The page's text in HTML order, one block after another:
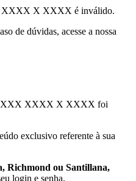
XXXX X XXXX é inválido.
de dúvidas, acesse a nossa
XXXX XXXX X XXXX foi
exclusivo referente à sua
Richmond ou Santillana,
login e senha.